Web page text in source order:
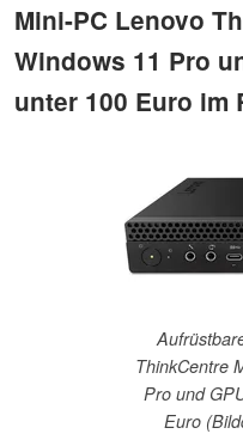
Mini-PC Lenovo
Windows 11 Pro
unter 100 Euro im
ThinkCentre
Pro und
Euro